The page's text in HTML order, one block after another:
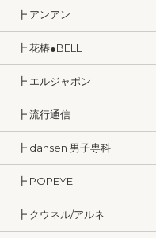
┣ アンアン
┣ 花椿●BELL
┣ エルジャポン
┣ 流行通信
┣ dansen 男子専科
┣ POPEYE
┣ クウネル/アルネ